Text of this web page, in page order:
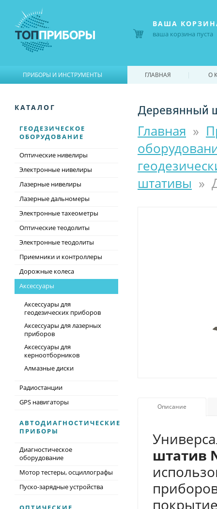
Деревянный
Главная »
штативы »
Описание
штатив
КАТАЛОГ
ГЕОДЕЗИЧЕСКОЕ
ОБОРУДОВАНИЕ
Оптические нивелиры
Электронные нивелиры
Лазерные нивелиры
Лазерные дальномеры
Электронные тахеометры
Оптические теодолиты
Электронные теодолиты
Приемники и контроллеры
Дорожные колеса
Аксессуары
Аксессуары для
геодезических приборов
Аксессуары для лазерных
приборов
Аксессуары для
керноотборников
Алмазные диски
Радиостанции
GPS навигаторы
АВТОДИАГНОСТИЧЕСКИЕ
ПРИБОРЫ
Диагностическое
оборудование
Мотор тестеры, осциллографы
Пуско-зарядные устройства
ВАША
ваша корзина пуста
ПРИБОРЫ И ИНСТРУМЕНТЫ ГЛАВНАЯ | О